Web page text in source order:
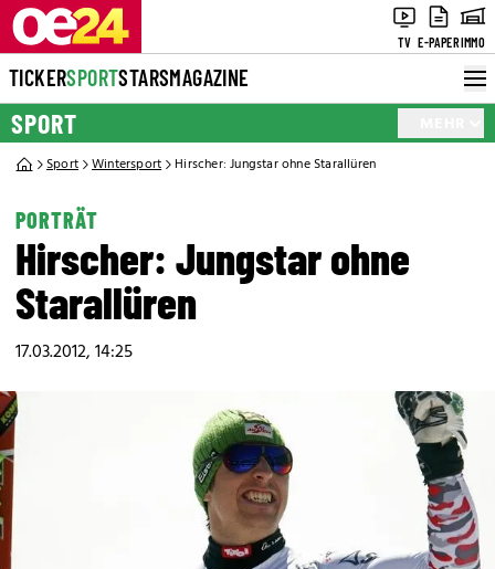
TV E-PAPERIMMO
TICKERSPORTSTARSMAGAZINE
SPORT
Sport Wintersport Hirscher: Jungstar ohne Starallüren
PORTRÄT
Hirscher: Jungstar ohne
Starallüren
17.03.2012, 14:25